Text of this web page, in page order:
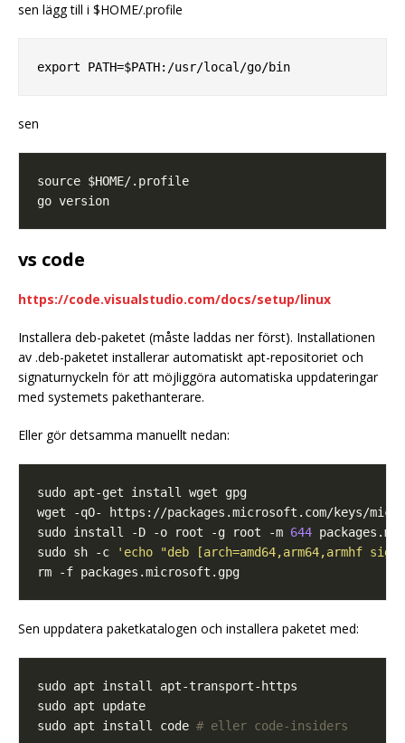
sen lägg till i $HOME/.profile
sen
vs code
https://code.visualstudio.com/docs/setup/linux
Installera deb-paketet (måste laddas ner först). Installationen
av .deb-paketet installerar automatiskt apt-repositoriet och
signaturnyckeln för att möjliggöra automatiska uppdateringar
med systemets pakethanterare.
Eller gör detsamma manuellt nedan:
sudo install -D -o root -g root -m 644
sudo sh -c
'echo "deb [arch=amd64,arm64,armhf
Sen uppdatera paketkatalogen och installera paketet med:
sudo apt install code # eller code-insiders